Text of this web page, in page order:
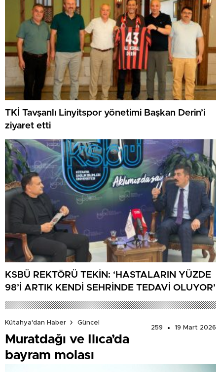
TKİ Tavşanlı Linyitspor yönetimi Başkan Derin’i
ziyaret etti
KSBÜ REKTÖRÜ TEKİN: ‘HASTALARIN YÜZDE
98’İ ARTIK KENDİ ŞEHRİNDE TEDAVİ OLUYOR’
Kütahya'dan Haber
Güncel
259
19 Mart 2026
Muratdağı ve Ilıca’da
bayram molası